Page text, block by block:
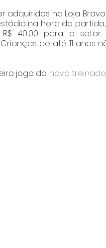
na Loja Bravo
na hora da
40,00 para o setor
de até 11
jogo do novo